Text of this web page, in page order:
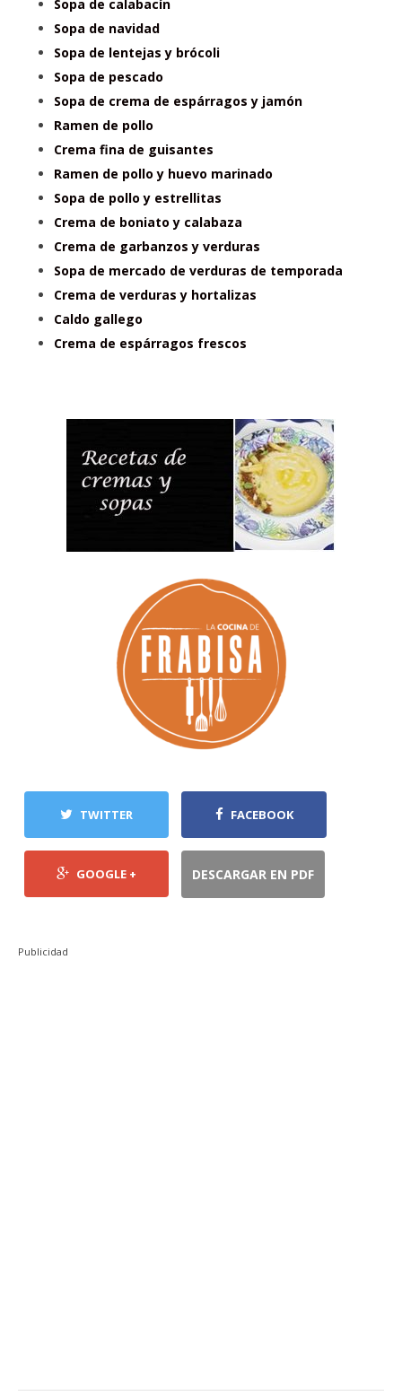
Sopa de calabacín
Sopa de navidad
Sopa de lentejas y brócoli
Sopa de pescado
Sopa de crema de espárragos y jamón
Ramen de pollo
Crema fina de guisantes
Ramen de pollo y huevo marinado
Sopa de pollo y estrellitas
Crema de boniato y calabaza
Crema de garbanzos y verduras
Sopa de mercado de verduras de temporada
Crema de verduras y hortalizas
Caldo gallego
Crema de espárragos frescos
TWITTER FACEBOOK
GOOGLE + DESCARGAR EN PDF
Publicidad